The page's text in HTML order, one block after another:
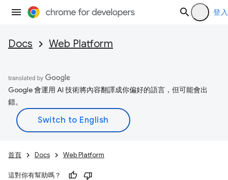
登入
Docs Web Platform
Google 會運用 AI 技術將內容翻譯成你偏好的語言，但可能會出
錯。
首頁 Docs Web Platform
這對你有幫助嗎？